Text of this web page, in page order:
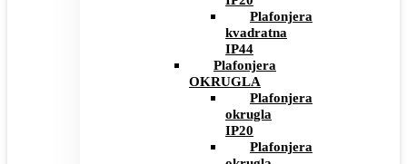
Plafonjera
kvadratna
IP44
Plafonjera
OKRUGLA
Plafonjera
okrugla
IP20
Plafonjera